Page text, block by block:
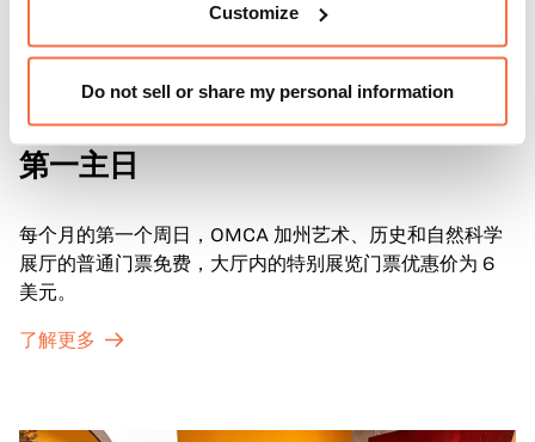
Customize
Do not sell or share my personal information
第一主日
第一主日
每个月的第一个周日，OMCA 加州艺术、历史和自然科学
展厅的普通门票免费，大厅内的特别展览门票优惠价为 6
美元。
了解更多